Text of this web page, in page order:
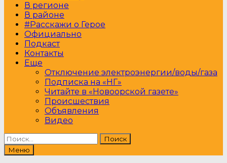
В регионе
В районе
#Расскажи о Герое
Официально
Подкаст
Контакты
Еще
Отключение электроэнергии/воды/газа
Подписка на «НГ»
Читайте в «Новоорской газете»
Происшествия
Объявления
Видео
Найти:
Меню